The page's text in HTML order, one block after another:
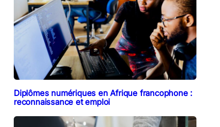
Diplômes numériques en Afrique francophone :
reconnaissance et emploi